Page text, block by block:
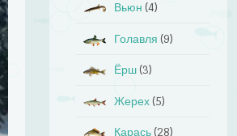
Вьюн (4)
Голавля (9)
Ёрш (3)
Жерех (5)
Карась (28)